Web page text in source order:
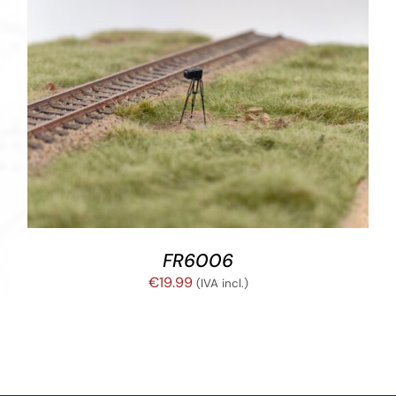
€201.66
AÑADIR AL CARRITO / DETALLES
FR6006
€19.99 (IVA incl.)